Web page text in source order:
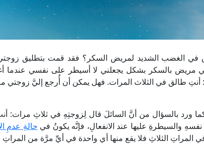
في الغضب الشديد لمريض السكر؟ فقد قمت بتطليق
مريض بالسكر بشكل يجعلني لا أسيطر على نفسي
أنتِ طالق في الثلاث المرات. فهل يمكن أن أُرجع إليَّ زوجتي
كما ورد بالسؤال من أنَّ السائلَ قال لِزوجتِهِ في ثلاثِ مرات:
والسيطرةِ عليها عند الانفعالِ، فإنَّه يكونُ في حالةِ عدمِ
المراتِ الثلاثِ فلا يقع منها أي واحدة في أيِّ مرَّة من المراتِ